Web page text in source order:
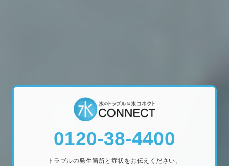
0120-38-4400
トラブルの発生箇所と症状をお伝えください。